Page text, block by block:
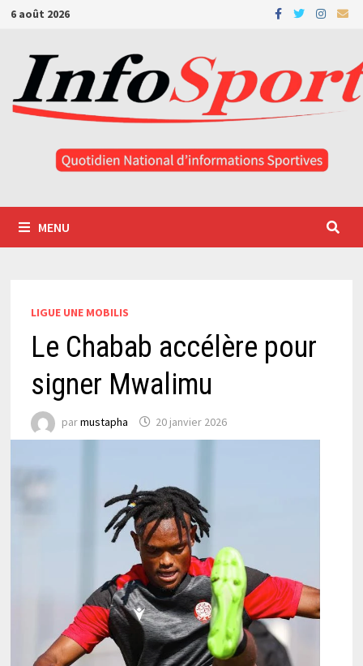
Passer
contenu
6 août 2026
MENU
LIGUE UNE MOBILIS
Le Chabab accélère pour
signer Mwalimu
parmustapha 20 janvier 2026